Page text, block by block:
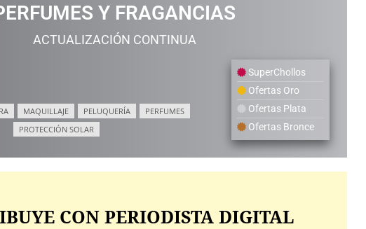
Y FRAGANCIAS
ACTUALIZACIÓN CONTINUA
MAQUILLAJE PELUQUERÍA
PERFUMES
PROTECCIÓN SOLAR
SuperChollos
Ofertas Oro
Ofertas Plata
Ofertas Bronce
CON PERIODISTA DIGITAL